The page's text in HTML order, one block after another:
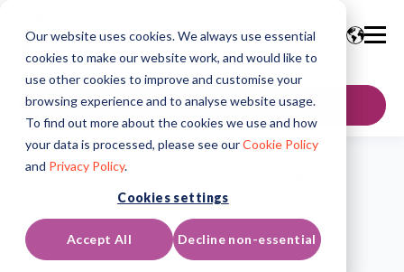
Our website uses cookies. We always use essential
cookies to make our website work, and would like to
use other cookies to improve and customise your
browsing experience and to analyse website usage.
To find out more about the cookies we use and how
your data is processed, please see ourCookie Policy
and Privacy Policy.
Cookies settings
Accept All Decline non-essential
Contactez-nous
Home Resources/Top Tips Guides
Top Tips Guide
Mise à jour le: juin 22, 2026